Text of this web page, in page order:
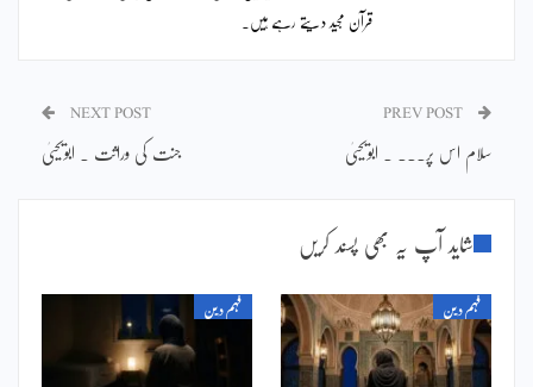
قرآن مجید دیتے رہے ہیں۔
سلام اس پر۔۔۔ ۔ ابویحییٰ
NEXT POST
جنت کی وراثت ۔ ابویحییٰ
شاید آپ یہ بھی پسند کریں
فہم دین فہم دین